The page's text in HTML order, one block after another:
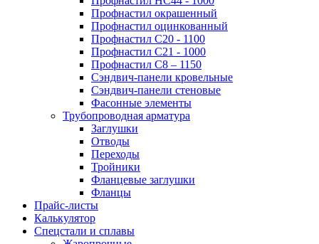
Профнастил окрашенный
Профнастил оцинкованный
Профнастил С20 - 1100
Профнастил С21 - 1000
Профнастил С8 – 1150
Сэндвич-панели кровельные
Сэндвич-панели стеновые
Фасонные элементы
Трубопроводная арматура
Заглушки
Отводы
Переходы
Тройники
Фланцевые заглушки
Фланцы
Прайс-листы
Калькулятор
Спецстали и сплавы